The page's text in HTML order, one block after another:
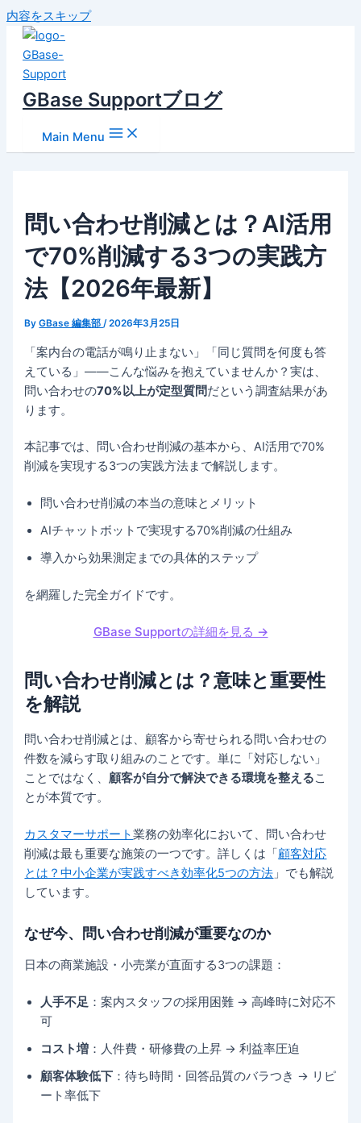
内容をスキップ
GBase Supportブログ
Main Menu
問い合わせ削減とは？AI活用
で70%削減する3つの実践方
法【2026年最新】
ByGBase 編集部/2026年3月25日
「案内台の電話が鳴り止まない」「同じ質問を何度も答
えている」——こんな悩みを抱えていませんか？実は、
問い合わせの70%以上が定型質問だという調査結果があ
ります。
本記事では、問い合わせ削減の基本から、AI活用で70%
削減を実現する3つの実践方法まで解説します。
問い合わせ削減の本当の意味とメリット
AIチャットボットで実現する70%削減の仕組み
導入から効果測定までの具体的ステップ
を網羅した完全ガイドです。
GBase Supportの詳細を見る →
問い合わせ削減とは？意味と重要性
を解説
問い合わせ削減とは、顧客から寄せられる問い合わせの
件数を減らす取り組みのことです。単に「対応しない」
ことではなく、顧客が自分で解決できる環境を整えるこ
とが本質です。
カスタマーサポート業務の効率化において、問い合わせ
削減は最も重要な施策の一つです。詳しくは「顧客対応
とは？中小企業が実践すべき効率化5つの方法 」でも解説
しています。
なぜ今、問い合わせ削減が重要なのか
日本の商業施設・小売業が直面する3つの課題：
人手不足 ：案内スタッフの採用困難 → 高峰時に対応不
可
コスト増 ：人件費・研修費の上昇 → 利益率圧迫
顧客体験低下 ：待ち時間・回答品質のバラつき → リピ
ート率低下